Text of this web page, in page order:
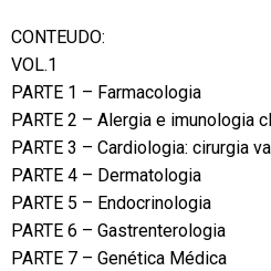
CONTEUDO:
VOL.1
PARTE 1 – Farmacologia
PARTE 2 – Alergia e imunologia
PARTE 3 – Cardiologia: cirurgia
PARTE 4 – Dermatologia
PARTE 5 – Endocrinologia
PARTE 6 – Gastrenterologia
PARTE 7 – Genética Médica